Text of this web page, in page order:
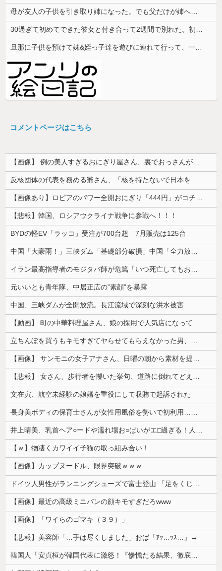
コメントページはこちら
【画像】 例の美人すぎるおにぎり屋さん、裏でおっさんが握っていたｗｗｗｗｗｗｗｗｗｗｗｗｗｗｗｗｗ
反核団体の代表を務める爺さん、「核を持たないで日本を守れますか」と中学生に詰問された結果……
【画像あり】ロピアのパワー全開おにぎり「444円」がコチラｗｗｗｗｗ
【悲報】韓国、ロシアウクライナ戦争に参戦へ！！！
BYDの軽EV「ラッコ」受注が700台超 7月販売は125台
中国「大豪雨！」三峡ダム「基礎部分破損」中国「全力放流！」台風13号「中国上陸予測」台風15号「中国接近（画像」中国「台風同時上陸！（穀物生産が...
イラン最高指導者のモジタバ師が危篤「いつ死亡してもおかしくない」…イラン大統領「意思疎通はかなり難しい」！
元いいとも青年隊、中居正広の”素顔”を暴露
中国、三峡ダムが全開放流。長江流域で深刻な洪水被害
【動画】 町の中華料理屋さん、娘の採用で人気店になってしまう
立ちんぼを買うもキモすぎてヤらせてもらえなかった男、代わりの足コキでまさかの大量身寸米青ｗｗｗ
【画像】 サンモニの女子アナさん、日曜の朝から素材を提供してしまう
【悲報】 女さん、歩行者を轢いた挙句、道路に倒れてどえらいことになってしまうw w w w w w w
文在寅、航空未経験の娘婿を重役にして収賄で起訴された
長身美ボディの保育士さんが女性用風俗を勢いで初利用…子供に絶対見せられないメスの顔でイキまくり。
井上晴美、乳首ヘア○ードや濡れ場お○ぱいがエ□過ぎる！人生最後のラスト写真集、最高！！
【ｗ】物凄くカワイイ子猫の取っ組み合い！
【画像】カップヌードル、限界突破ｗｗｗ
ドイツ人男性がランニングシューズで富士登山 「足をくじいて動けない」
【画像】最近の高級ミニバンの顔キモすぎだろwww
【画像】「ワイらのゴマキ（３９）」
【悲報】美容師「…手は尽くしました」おば「ｱｯ…ｯｽ…」→
韓国人「安貞桓が韓国代表に激怒！『惨憺たる結果、徹底的な刷新が必要だ』と監督や協会を痛烈批判」